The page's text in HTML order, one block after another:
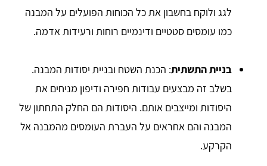
לגג ולוקח בחשבון את כל הכוחות הפועלים על המבנה
כמו עומסים סטטיים ודינמיים רוחות ורעידות אדמה.
בניית התשתית: הכנת השטח ובניית יסודות המבנה.
בשלב זה מבצעים עבודות חפירה ודיפון מניחים את
היסודות ומייצבים אותם. היסודות הם החלק התחתון של
המבנה והם אחראים על העברת העומסים מהמבנה אל
הקרקע.